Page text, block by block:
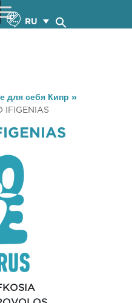
RU
для себя Кипр »
IFIGENIAS